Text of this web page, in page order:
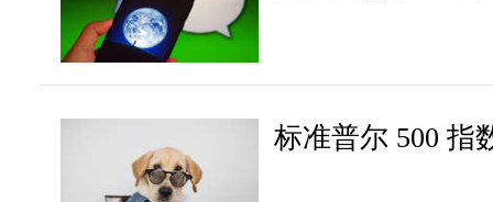
标准普尔 500 指